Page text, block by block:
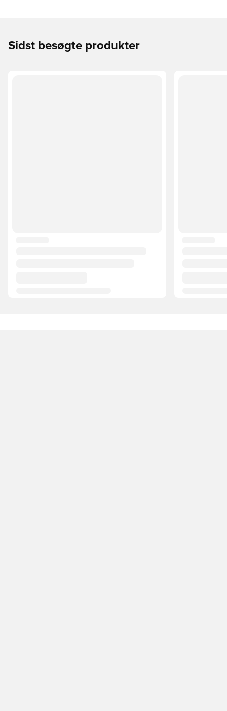
Sidst besøgte produkter